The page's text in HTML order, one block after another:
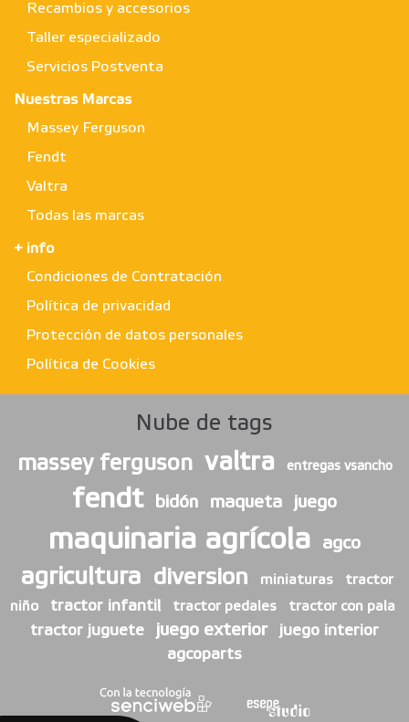
Recambios y accesorios
Taller especializado
Servicios Postventa
Nuestras Marcas
Massey Ferguson
Fendt
Valtra
Todas las marcas
+ info
Condiciones de Contratación
Política de privacidad
Protección de datos personales
Política de Cookies
Nube de tags
massey ferguson
valtra entregas vsancho
fendt bidón maqueta juego
maquinaria agrícola agco
agricultura diversion miniaturas tractor
niño tractor infantil tractor pedales tractor con pala
tractor juguete juego exterior
juego interior
agcoparts